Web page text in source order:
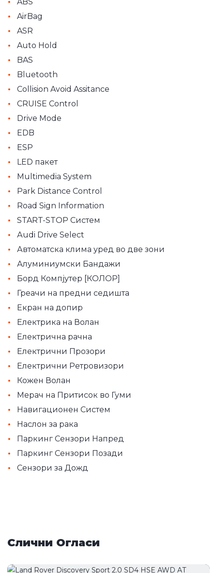
• AirBag
• ASR
• Auto Hold
• BAS
• Bluetooth
• Collision Avoid Assitance
• CRUISE Control
• Drive Mode
• EDB
• ESP
• LED пакет
• Multimedia System
• Park Distance Control
• Road Sign Information
• START-STOP Систем
• Аudi Drive Select
• Автоматскa клима уред во две зони
• Алуминиумски Бандажи
• Борд Компјутер [КОЛОР]
• Греачи на предни седишта
• Екран на допир
• Електрика на Волан
• Електрична рачна
• Електрични Прозори
• Електрични Ретровизори
• Кожен Волан
• Мерач на Притисок во Гуми
• Навигационен Систем
• Наслон за рака
• Паркинг Сензори Напред
• Паркинг Сензори Позади
• Сензори за Дожд
Слични Огласи